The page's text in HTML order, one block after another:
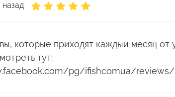
назад
которые приходят каждый месяц от
тут:
pg/ifishcomua/reviews/